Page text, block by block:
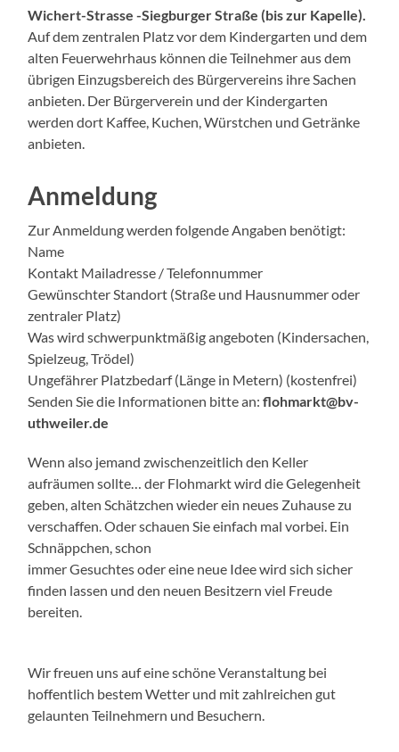
Wichert-Strasse -Siegburger Straße (bis zur Kapelle).
Auf dem zentralen Platz vor dem Kindergarten und dem
alten Feuerwehrhaus können die Teilnehmer aus dem
übrigen Einzugsbereich des Bürgervereins ihre Sachen
anbieten. Der Bürgerverein und der Kindergarten
werden dort Kaffee, Kuchen, Würstchen und Getränke
anbieten.
Anmeldung
Zur Anmeldung werden folgende Angaben benötigt:
Name
Kontakt Mailadresse / Telefonnummer
Gewünschter Standort (Straße und Hausnummer oder
zentraler Platz)
Was wird schwerpunktmäßig angeboten (Kindersachen,
Spielzeug, Trödel)
Ungefährer Platzbedarf (Länge in Metern) (kostenfrei)
Senden Sie die Informationen bitte an:flohmarkt@bv-
uthweiler.de
Wenn also jemand zwischenzeitlich den Keller
aufräumen sollte… der Flohmarkt wird die Gelegenheit
geben, alten Schätzchen wieder ein neues Zuhause zu
verschaffen. Oder schauen Sie einfach mal vorbei. Ein
Schnäppchen, schon
immer Gesuchtes oder eine neue Idee wird sich sicher
finden lassen und den neuen Besitzern viel Freude
bereiten.
Wir freuen uns auf eine schöne Veranstaltung bei
hoffentlich bestem Wetter und mit zahlreichen gut
gelaunten Teilnehmern und Besuchern.